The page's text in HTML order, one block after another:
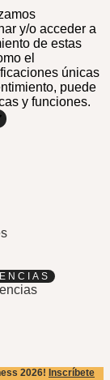
y/o acceder a
de estas
el
únicas
puede
y funciones.
2026! Inscríbete